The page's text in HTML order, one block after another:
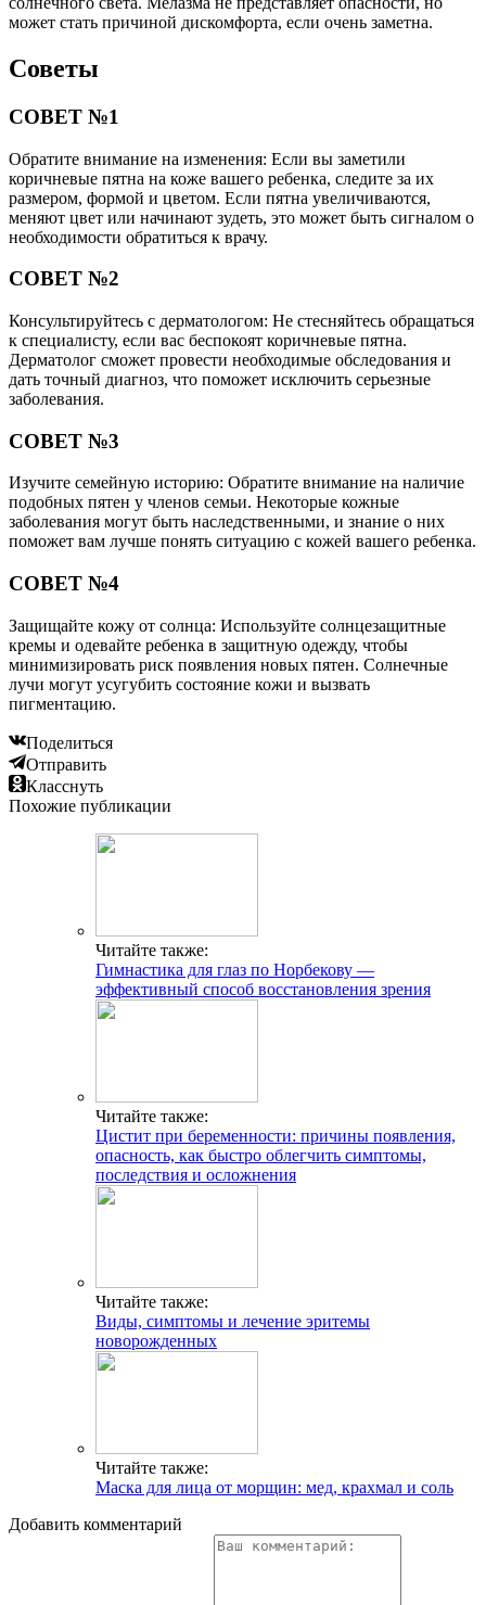
может стать причиной дискомфорта, если очень заметна.
Советы
СОВЕТ №1
Обратите внимание на изменения: Если вы заметили
коричневые пятна на коже вашего ребенка, следите за их
размером, формой и цветом. Если пятна увеличиваются,
меняют цвет или начинают зудеть, это может быть сигналом о
необходимости обратиться к врачу.
СОВЕТ №2
Консультируйтесь с дерматологом: Не стесняйтесь обращаться
к специалисту, если вас беспокоят коричневые пятна.
Дерматолог сможет провести необходимые обследования и
дать точный диагноз, что поможет исключить серьезные
заболевания.
СОВЕТ №3
Изучите семейную историю: Обратите внимание на наличие
подобных пятен у членов семьи. Некоторые кожные
заболевания могут быть наследственными, и знание о них
поможет вам лучше понять ситуацию с кожей вашего ребенка.
СОВЕТ №4
Защищайте кожу от солнца: Используйте солнцезащитные
кремы и одевайте ребенка в защитную одежду, чтобы
минимизировать риск появления новых пятен. Солнечные
лучи могут усугубить состояние кожи и вызвать
пигментацию.
Поделиться
Отправить
Класснуть
Похожие публикации
Читайте также:
Гимнастика для глаз по Норбекову —
эффективный способ восстановления зрения
Читайте также:
Цистит при беременности: причины появления,
опасность, как быстро облегчить симптомы,
последствия и осложнения
Читайте также:
Виды, симптомы и лечение эритемы
новорожденных
Читайте также:
Маска для лица от морщин: мед, крахмал и соль
Добавить комментарий